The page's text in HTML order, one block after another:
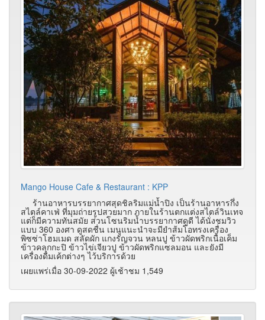
Mango House Cafe & Restaurant : KPP
ร้านอาหารบรรยากาศสุดชิลริมแม่น้ำปิง เป็นร้านอาหารกึ่ง
สไตล์คาเฟ่ ที่มุมถ่ายรูปสวยมาก ภายในร้านตกแต่งสไตล์วินเทจ
แต่ก็มีความทันสมัย ส่วนโซนริมน้ำบรรยากาศดูดี ได้นั่งชมวิว
แบบ 360 องศา ดูสดชื่น เมนูแนะนำจะมียำส้มโอทรงเครื่อง
พิซซ่าโฮมเมด สลัดผัก แกงรัญจวน หลนปู ข้าวผัดพริกเนื้อเค็ม
ข้าวคลุกกะปิ ข้าวไข่เจียวปู ข้าวผัดพริกแซลมอน และยังมี
เครื่องดื่มเค้กต่างๆ ไว้บริการด้วย
เผยแพร่เมื่อ 30-09-2022 ผู้เช้าชม 1,549